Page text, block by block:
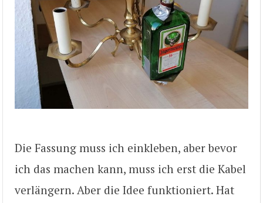
Die Fassung muss ich einkleben, aber bevor
ich das machen kann, muss ich erst die Kabel
verlängern. Aber die Idee funktioniert. Hat